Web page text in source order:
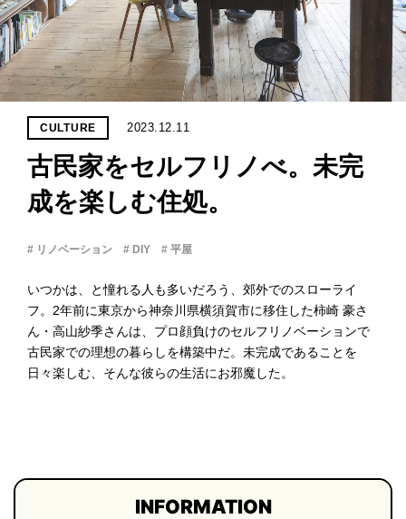
PROJECT
WHAT’S
LIFE
LABEL
ライフレー
会社概
要
CULTURE 2023.12.11
古民家をセルフリノべ。未完
成を楽しむ住処。
# リノベーション # DIY # 平屋
いつかは、と憧れる人も多いだろう、郊外でのスローライ
フ。2年前に東京から神奈川県横須賀市に移住した柿崎 豪さ
ん・高山紗季さんは、プロ顔負けのセルフリノベーションで
古民家での理想の暮らしを構築中だ。未完成であることを
日々楽しむ、そんな彼らの生活にお邪魔した。
INFORMATION